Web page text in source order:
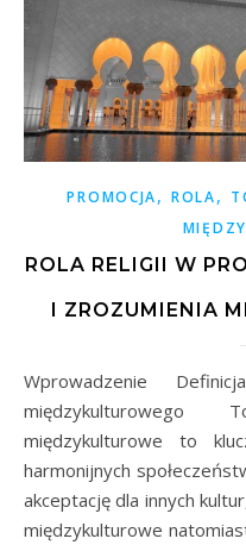
PROMOCJA,ROLA,
ROLA RELIGII W
I ZROZUMIENIA
Wprowadzenie Definicja tolerancji i zrozumienia
międzykulturowego
międzykulturowe to
harmonijnych
akceptację dla innych
międzykulturowe